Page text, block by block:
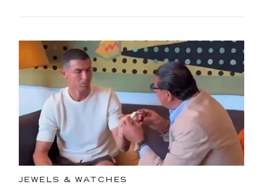
JEWELS & WATCHES